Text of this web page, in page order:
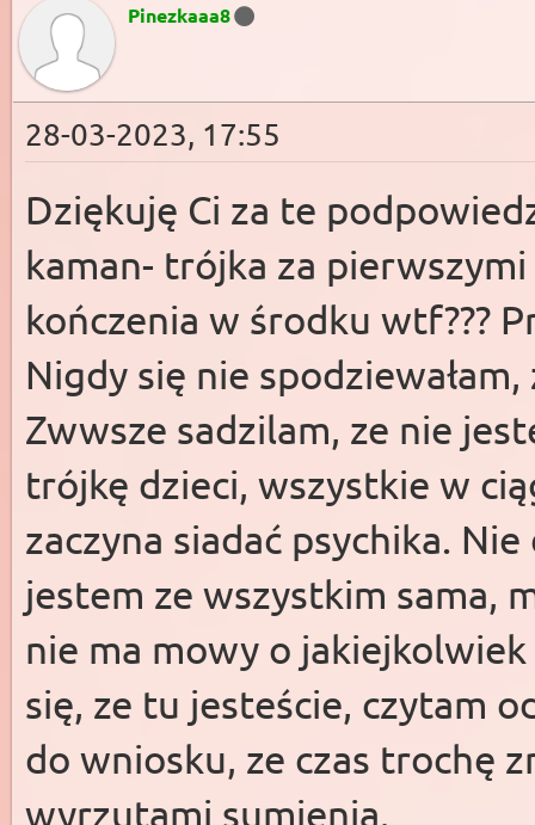
Pinezkaaa8
28-03-2023, 17:55
Dziękuję Ci za te
kaman- trójka za
kończenia w środku wtf???
Nigdy się nie
Zwwsze sadzilam, ze nie
trójkę dzieci, wszystkie w
zaczyna siadać psychika.
jestem ze wszystkim sama,
nie ma mowy o
się, ze tu jesteście, czytam
do wniosku, ze czas trochę
wyrzutami sumienia.